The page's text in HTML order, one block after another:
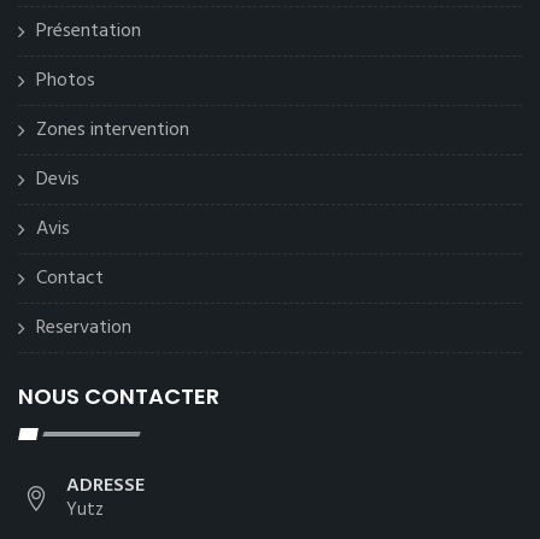
Présentation
Photos
Zones intervention
Devis
Avis
Contact
Reservation
NOUS CONTACTER
ADRESSE
Yutz